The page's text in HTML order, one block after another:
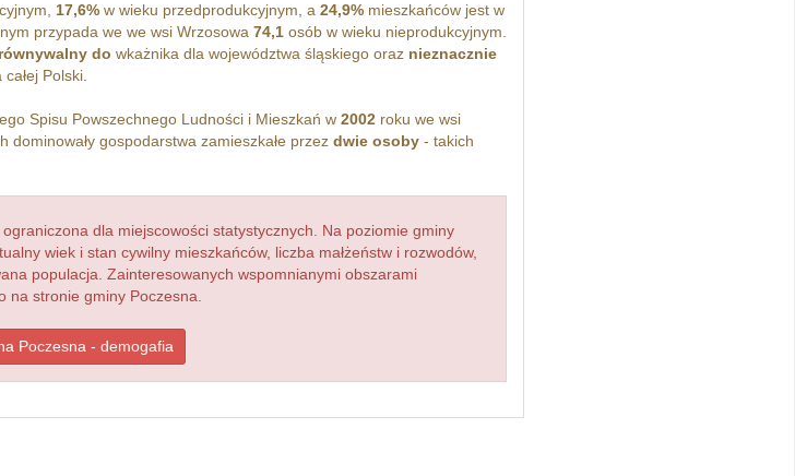
17,6%w wieku przedprodukcyjnym, a 24,9%mieszkańców jest w
przypada we we wsi Wrzosowa 74,1osób w wieku nieprodukcyjnym.
do wkażnika dla województwa śląskiego oraz nieznacznie
Polski.
Spisu Powszechnego Ludności i Mieszkań w 2002roku we wsi
gospodarstwa zamieszkałe przez dwie osoby- takich
dla miejscowości statystycznych. Na poziomie gminy
wiek i stan cywilny mieszkańców, liczba małżeństw i rozwodów,
populacja. Zainteresowanych wspomnianymi obszarami
na stronie gminy Poczesna.
Poczesna - demogafia